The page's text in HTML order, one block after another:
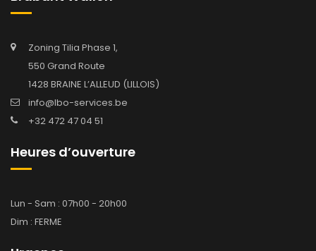
Zoning Tilia Phase 1,
550 Grand Route
1428 BRAINE L’ALLEUD (LILLOIS)
info@lbo-services.be
+32 472 47 04 51
Heures d’ouverture
Lun - Sam : 07h00 - 20h00
Dim : FERME